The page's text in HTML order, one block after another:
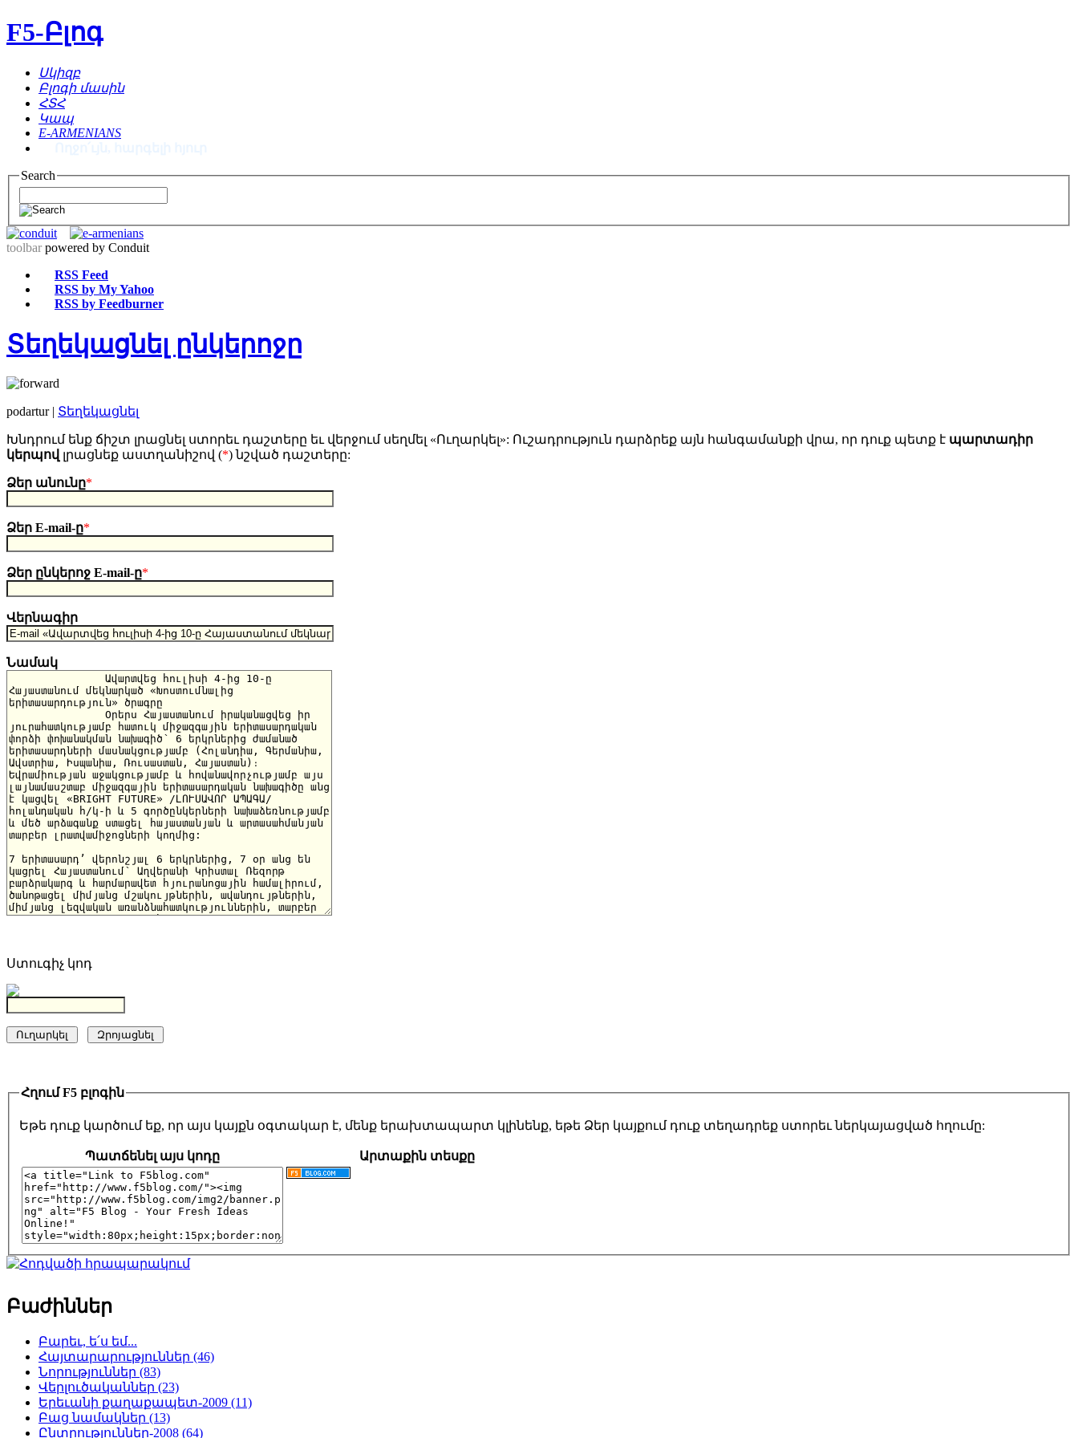
F5-Բլոգ
Սկիզբ
Բլոգի մասին
ՀՏՀ
Կապ
E-ARMENIANS
Search
toolbar powered by Conduit
RSS Feed
RSS by My Yahoo
RSS by Feedburner
Տեղեկացնել ընկերոջը
podartur | Տեղեկացնել
Խնդրում ենք ճիշտ լրացնել ստորեւ դաշտերը եւ վերջում սեղմել «Ուղարկել»: Ուշադրություն դարձրեք այն հանգամանքի վրա, որ դուք պետք է պարտադիր
կերպով լրացնեք աստղանիշով (*) նշված դաշտերը:
Ձեր անունը*
Ձեր E-mail-ը*
Ձեր ընկերոջ E-mail-ը*
Վերնագիր
Նամակ
Ստուգիչ կոդ
Հղում F5 բլոգին
Եթե դուք կարծում եք, որ այս կայքն օգտակար է, մենք երախտապարտ կլինենք, եթե Ձեր կայքում դուք տեղադրեք ստորեւ ներկայացված հղումը:
Պատճենել այս կոդը Արտաքին տեսքը
Բաժիններ
Բարեւ, ե՛ս եմ...
Հայտարարություններ (46)
Նորություններ (83)
Վերլուծականներ (23)
Երեւանի քաղաքապետ-2009 (11)
Բաց նամակներ (13)
Ընտրություններ-2008 (64)